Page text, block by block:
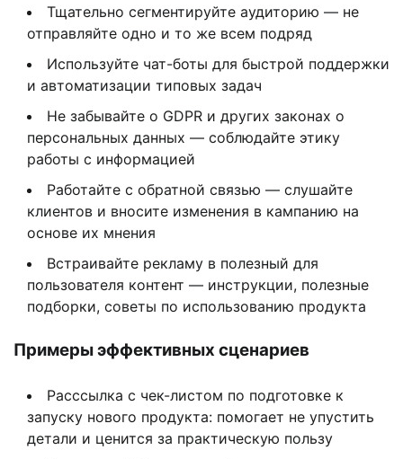
Тщательно сегментируйте аудиторию — не
отправляйте одно и то же всем подряд
Используйте чат-боты для быстрой поддержки
и автоматизации типовых задач
Не забывайте о GDPR и других законах о
персональных данных — соблюдайте этику
работы с информацией
Работайте с обратной связью — слушайте
клиентов и вносите изменения в кампанию на
основе их мнения
Встраивайте рекламу в полезный для
пользователя контент — инструкции, полезные
подборки, советы по использованию продукта
Примеры эффективных сценариев
Расссылка с чек-листом по подготовке к
запуску нового продукта: помогает не упустить
детали и ценится за практическую пользу